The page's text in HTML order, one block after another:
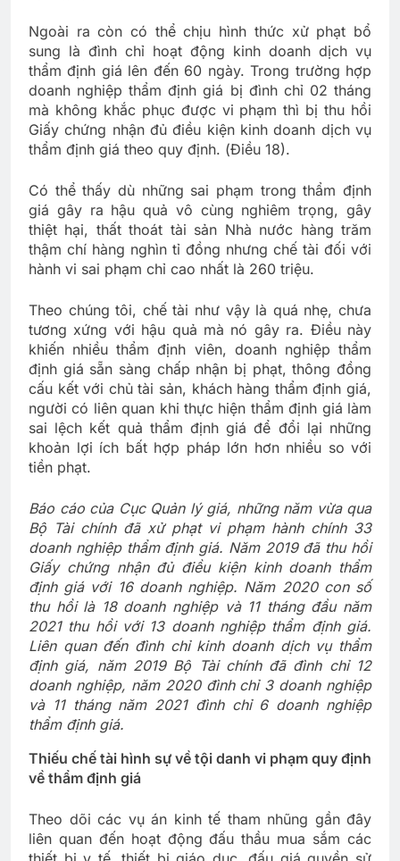
Ngoài ra còn có thể chịu hình thức xử phạt bổ
sung là đình chỉ hoạt động kinh doanh dịch vụ
thẩm định giá lên đến 60 ngày. Trong trường hợp
doanh nghiệp thẩm định giá bị đình chỉ 02 tháng
mà không khắc phục được vi phạm thì bị thu hồi
Giấy chứng nhận đủ điều kiện kinh doanh dịch vụ
thẩm định giá theo quy định. (Điều 18).
Có thể thấy dù những sai phạm trong thẩm định
giá gây ra hậu quả vô cùng nghiêm trọng, gây
thiệt hại, thất thoát tài sản Nhà nước hàng trăm
thậm chí hàng nghìn tỉ đồng nhưng chế tài đối với
hành vi sai phạm chỉ cao nhất là 260 triệu.
Theo chúng tôi, chế tài như vậy là quá nhẹ, chưa
tương xứng với hậu quả mà nó gây ra. Điều này
khiến nhiều thẩm định viên, doanh nghiệp thẩm
định giá sẵn sàng chấp nhận bị phạt, thông đồng
cấu kết với chủ tài sản, khách hàng thẩm định giá,
người có liên quan khi thực hiện thẩm định giá làm
sai lệch kết quả thẩm định giá để đổi lại những
khoản lợi ích bất hợp pháp lớn hơn nhiều so với
tiền phạt.
Báo cáo của Cục Quản lý giá, những năm vừa qua
Bộ Tài chính đã xử phạt vi phạm hành chính 33
doanh nghiệp thẩm định giá. Năm 2019 đã thu hồi
Giấy chứng nhận đủ điều kiện kinh doanh thẩm
định giá với 16 doanh nghiệp. Năm 2020 con số
thu hồi là 18 doanh nghiệp và 11 tháng đầu năm
2021 thu hồi với 13 doanh nghiệp thẩm định giá.
Liên quan đến đình chỉ kinh doanh dịch vụ thẩm
định giá, năm 2019 Bộ Tài chính đã đình chỉ 12
doanh nghiệp, năm 2020 đình chỉ 3 doanh nghiệp
và 11 tháng năm 2021 đình chỉ 6 doanh nghiệp
thẩm định giá.
Thiếu chế tài hình sự về tội danh vi phạm quy định
về thẩm định giá
Theo dõi các vụ án kinh tế tham nhũng gần đây
liên quan đến hoạt động đấu thầu mua sắm các